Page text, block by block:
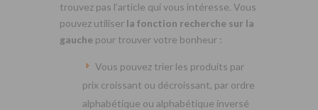
trouvez pas l’article qui vous intéresse. Vous
pouvez utiliser la fonction recherche sur la
gauche pour trouver votre bonheur :
Vous pouvez trier les produits par
prix croissant ou décroissant, par ordre
alphabétique ou alphabétique inversé